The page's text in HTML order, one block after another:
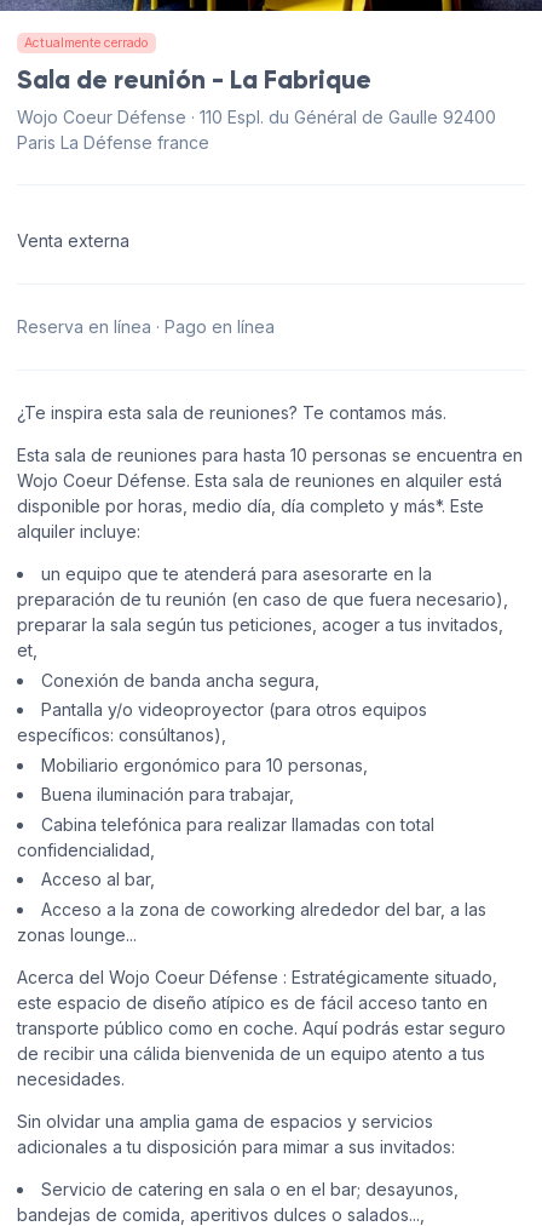
Actualmente cerrado
Sala de reunión - La Fabrique
Wojo Coeur Défense · 110 Espl. du Général de Gaulle 92400
Paris La Défense france
Venta externa
Reserva en línea · Pago en línea
¿Te inspira esta sala de reuniones? Te contamos más.
Esta sala de reuniones para hasta 10 personas se encuentra en
Wojo Coeur Défense. Esta sala de reuniones en alquiler está
disponible por horas, medio día, día completo y más*. Este
alquiler incluye:
un equipo que te atenderá para asesorarte en la
preparación de tu reunión (en caso de que fuera necesario),
preparar la sala según tus peticiones, acoger a tus invitados,
et,
Conexión de banda ancha segura,
Pantalla y/o videoproyector (para otros equipos
específicos: consúltanos),
Mobiliario ergonómico para 10 personas,
Buena iluminación para trabajar,
Cabina telefónica para realizar llamadas con total
confidencialidad,
Acceso al bar,
Acceso a la zona de coworking alrededor del bar, a las
zonas lounge...
Acerca del Wojo Coeur Défense : Estratégicamente situado,
este espacio de diseño atípico es de fácil acceso tanto en
transporte público como en coche. Aquí podrás estar seguro
de recibir una cálida bienvenida de un equipo atento a tus
necesidades.
Sin olvidar una amplia gama de espacios y servicios
adicionales a tu disposición para mimar a sus invitados:
Servicio de catering en sala o en el bar; desayunos,
bandejas de comida, aperitivos dulces o salados...,